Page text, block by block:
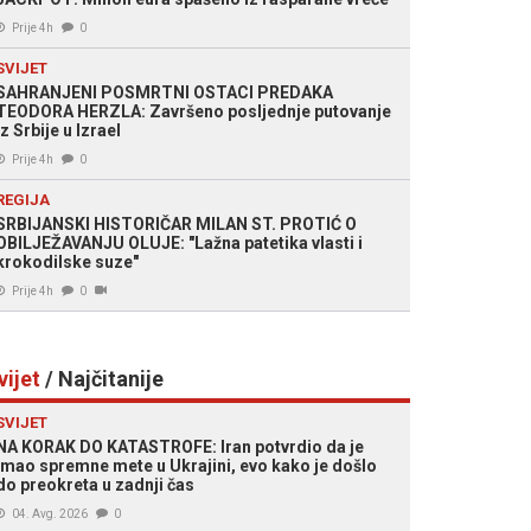
Prije 4h 0
POSMRTNI OSTACI PREDAKA
HERZLA: Završeno posljednje putovanje
Srbije u Izrael
Prije 4h 0
HISTORIČAR MILAN ST. PROTIĆ O
OLUJE: "Lažna patetika vlasti i
suze"
Prije 4h 0
/ Najčitanije
KORAK DO KATASTROFE: Iran potvrdio da je
spremne mete u Ukrajini, evo kako je došlo
preokreta u zadnji čas
04. Avg. 2026 0